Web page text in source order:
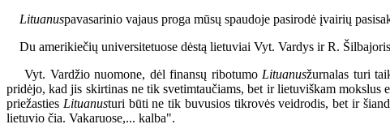
Lituanuspavasarinio vajaus proga mūsų spaudoje pasirodė įvairių
Du amerikiečių universitetuose dėstą lietuviai Vyt. Vardys ir R.
Vyt. Vardžio nuomone, dėl finansų ribotumo Lituanusžurnalas turi
pridėjo, kad jis skirtinas ne tik svetimtaučiams, bet ir lietuviškam
priežasties Lituanusturi būti ne tik buvusios tikrovės veidrodis, bet ir
lietuvio čia. Vakaruose,... kalba".